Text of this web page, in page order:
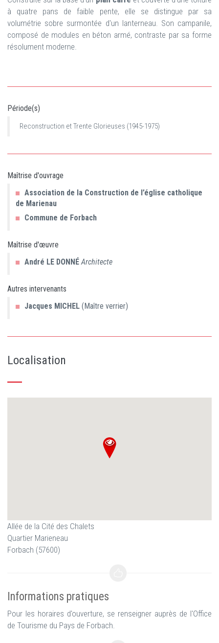
à quatre pans de faible pente, elle se distingue par sa
volumétrie sobre surmontée d'un lanterneau. Son campanile,
composé de modules en béton armé, contraste par sa forme
résolument moderne.
Période(s)
Reconstruction et Trente Glorieuses (1945-1975)
Maîtrise d'ouvrage
Association de la Construction de l’église catholique
de Marienau
Commune de Forbach
Maîtrise d'œuvre
André LE DONNÉ Architecte
Autres intervenants
Jacques MICHEL (Maître verrier)
Localisation
Allée de la Cité des Chalets
Quartier Marieneau
Forbach (57600)
Informations pratiques
Pour les horaires d'ouverture, se renseigner auprès de l'Office
de Tourisme du Pays de Forbach.